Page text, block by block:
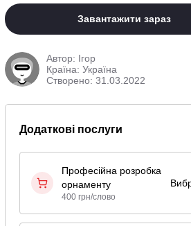
Завантажити зараз
Автор: Ігор
Країна: Україна
Створено: 31.03.2022
Додаткові послуги
Професійна розробка
орнаменту
400 грн/слово